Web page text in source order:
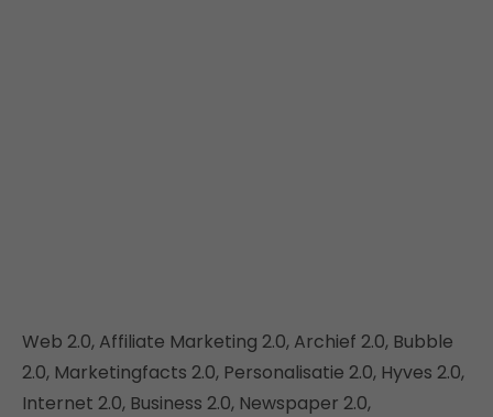
Web 2.0, Affiliate Marketing 2.0, Archief 2.0, Bubble
2.0, Marketingfacts 2.0, Personalisatie 2.0, Hyves 2.0,
Internet 2.0, Business 2.0, Newspaper 2.0,